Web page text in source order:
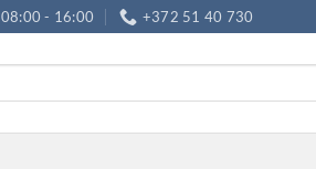
08:00 - 16:00 +372 51 40 730